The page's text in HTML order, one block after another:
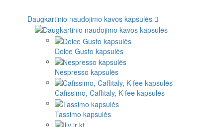
Daugkartinio naudojimo kavos kapsulės
Dolce Gusto kapsulės
Nespresso kapsulės
Cafissimo, Caffitaly, K-fee kapsulės
Tassimo kapsulės